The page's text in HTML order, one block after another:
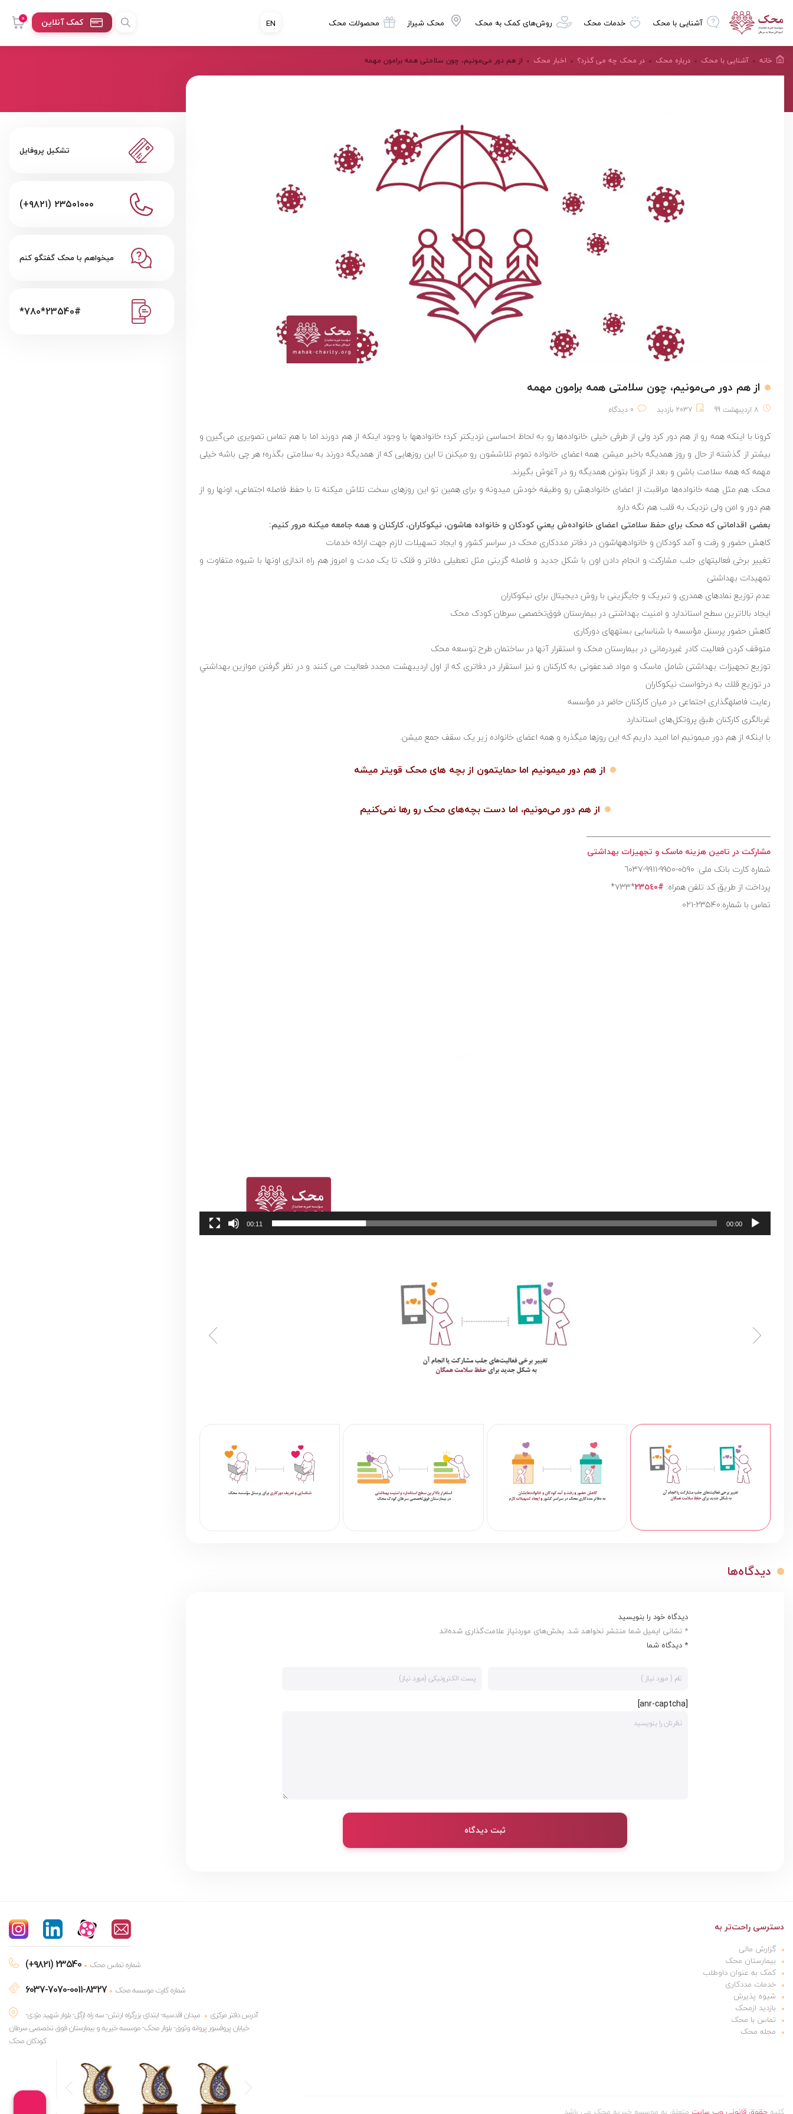
آشنایی با محک خدمات محک روش‌های کمک به محک محک شیراز محصولات محک 0 کمک آنلاین EN
خانه آشنایی با محک درباره محک در محک چه می گذرد؟ اخبار محک از هم دور می‌مونیم، چون سلامتی همه برامون مهمه
از هم دور می‌مونیم، چون سلامتی همه برامون مهمه
8 اردیبهشت 99 2037 بازدید 0 دیدگاه
کرونا با اینکه همه رو از هم دور کرد ولی از‌ طرفی خیلی خانواده‌ها رو به لحاظ احساسی نزدیکتر کرد؛ خانوادهها با وجود اینکه از هم دورند اما با هم تماس تصویری می‌گیرن و
بیشتر از گذشته از حال و روز همدیگه باخبر میشن. همه اعضای خانواده تموم تلاششون رو میکنن تا این روزهایی که از همدیگه دورند به سلامتی بگذره؛ هر چی باشه خیلی
مهمه که همه سلامت باشن و بعد از کرونا بتونن همدیگه رو در آغوش بگیرند.
محک هم مثل همه خانواده‌ها مراقبت از اعضای خانوادهش رو وظیفه خودش میدونه و برای همین تو این روزهای سخت تلاش میکنه تا با حفظ فاصله اجتماعی، اونها رو از
هم دور و امن ولی نزدیک به قلب هم نگه داره.
بعضى اقداماتی که محک برای حفظ سلامتی اعضای خانواده‌ش يعني كودكان و خانواده هاشون، نيكوكاران، كاركنان و همه جامعه میکنه مرور كنيم: ⁦
⁩کاهش حضور و رفت و آمد کودکان و خانوادههاشون در دفاتر مددکاری محک در سراسر کشور و ایجاد تسهیلات لازم جهت ارائه خدمات
⁩تغییر برخی فعالیتهای جلب مشارکت و انجام دادن اون با شکل جدید و فاصله گزینی مثل تعطیلی دفاتر و قلک تا یک مدت و امروز هم راه اندازی اونها با شیوه متفاوت و
تمهیدات بهداشتی ⁦
⁩عدم توزیع نمادهای همدری و تبریک و جایگزینی با روش دیجیتال برای نیکوکاران ⁦
ایجاد بالاترین سطح استاندارد و امنیت بهداشتی در بیمارستان فوق‌تخصصی سرطان کودک محک
کاهش حضور پرسنل مؤسسه با شناسایی بستههای دورکاری ⁦
متوقف کردن فعالیت کادر غیردرمانی در بیمارستان محک و استقرار آنها در ساختمان طرح توسعه محک
⁩توزیع تجهیزات بهداشتی شامل ماسک و مواد ضدعفونی به کارکنان و نيز استقرار در دفاترى كه از اول ارديبهشت مجدد فعاليت مى كنند و در نظر گرفتن موازين بهداشتي
در توزيع قلك به درخواست نيكوكاران ⁦
⁩رعایت فاصلهگذاری اجتماعی در میان کارکنان حاضر در مؤسسه ⁦
غربالگری کارکنان طبق پروتکل‌های استاندارد
با اینکه از هم دور میمونیم اما امید داریم که این روزها میگذره و همه اعضای خانواده زیر یک سقف جمع میشن.
از هم دور میمونیم اما حمایتمون از بچه هاى محک قویتر میشه
از هم دور می‌مونیم، اما دست بچه‌های محک رو رها نمی‌کنیم
____________________________________________________
مشارکت در تامین هزینه ماسک و تجهیزات بهداشتی
پرداخت از طریق کد تلفن همراه: #٢٣٥٤٠
*٧٣٣*
تماس با شماره:۲۳۵۴۰-۰۲۱
00:00
00:11
دیدگاه‌ها
دیدگاه خود را بنویسید
* نشانی ایمیل شما منتشر نخواهد شد. بخش‌های موردنیاز علامت‌گذاری شده‌اند
* دیدگاه شما
[anr-captcha]
ثبت دیدگاه
تشکیل پروفایل
(+۹۸۲۱) ۲۳۵۰۱۰۰۰
میخواهم با محک گفتگو کنم
*780*23540#
دسترسی راحت‌تر به
گزارش مالی
بیمارستان محک
کمک به عنوان داوطلب
خدمات مددکاری
شیوه پذیرش
بازدید ازمحک
تماس با محک
مجله محک
(+۹۸۲۱) 23540 شماره تماس محک
6037-7070-0011-8327
شماره کارت موسسه محک
آدرس دفتر مرکزی
میدان اقدسیه- ابتدای بزرگراه ارتش- سه راه ازگل- بلوار شهید مژدی-
خیابان پروفسور پروانه وثوق- بلوار محک- موسسه خیریه و بیمارستان فوق تخصصی سرطان
کودکان محک